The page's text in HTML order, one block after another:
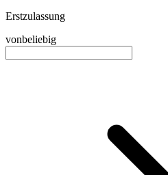
Erstzulassung
vonbeliebig